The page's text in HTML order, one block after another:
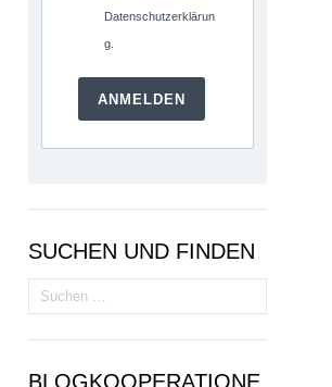
Datenschutzerklärun
g.
ANMELDEN
SUCHEN UND FINDEN
Suchen
nach:
BLOGKOOPERATIONE